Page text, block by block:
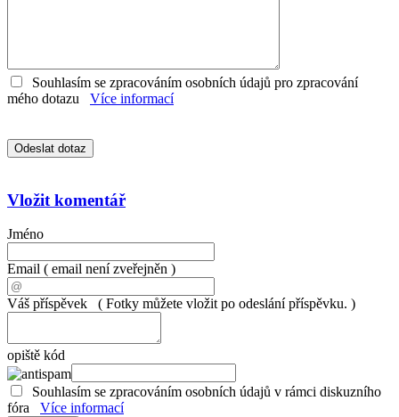
Souhlasím se zpracováním osobních údajů pro zpracování
mého dotazu
Více informací
Vložit komentář
Jméno
Email ( email není zveřejněn )
Váš příspěvek ( Fotky můžete vložit po odeslání příspěvku. )
opiště kód
Souhlasím se zpracováním osobních údajů v rámci diskuzního
fóra
Více informací